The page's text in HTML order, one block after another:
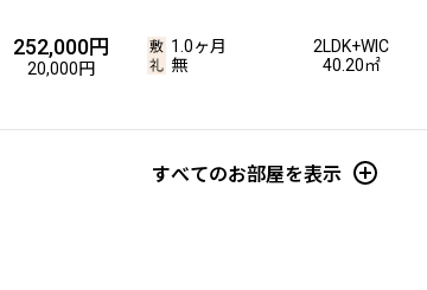
252,000円
20,000円
1.0ヶ月
無
2LDK+WIC
40.20㎡
すべてのお部屋を表示